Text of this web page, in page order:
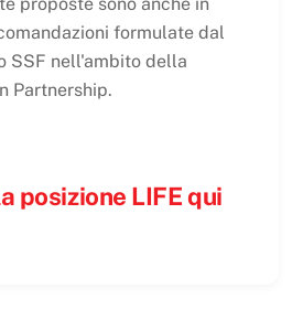
proposte sono anche in
formulate dal
SSF nell'ambito della
Partnership.
posizione LIFE qui